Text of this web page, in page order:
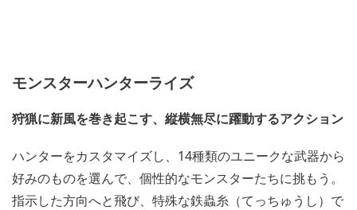
モンスターハンターライズ
狩猟に新風を巻き起こす、縦横無尽に躍動するアクション
ハンターをカスタマイズし、14種類のユニークな武器から
好みのものを選んで、個性的なモンスターたちに挑もう。
指示した方向へと飛び、特殊な鉄蟲糸（てっちゅうし）で